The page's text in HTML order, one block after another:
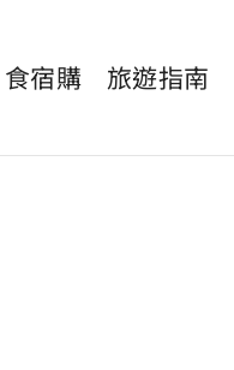
食宿購 旅遊指南